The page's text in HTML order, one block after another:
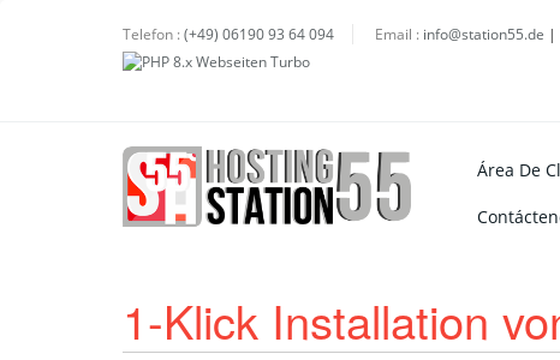
Telefon : (+49) 06190 93 64 094 Email : info@station55.de |
Área De
1-Klick Installation